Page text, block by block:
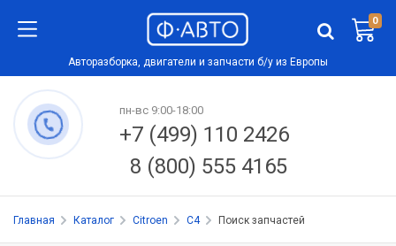
0
Авторазборка, двигатели и запчасти б/у из Европы
пн-вс 9:00-18:00
+7 (499) 110 2426
8 (800) 555 4165
Главная Каталог Citroen C4 Поиск запчастей